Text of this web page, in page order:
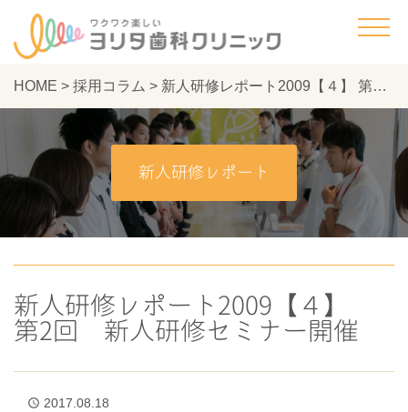
HOME > 採用コラム > 新人研修レポート2009【４】 第2回 新人研修セミナー開催 - ヨリタ歯科クリニック
新人研修レポート
新人研修レポート2009【４】
第2回 新人研修セミナー開催
access_time 2017.08.18